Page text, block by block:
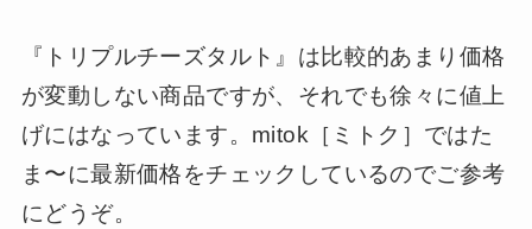
『トリプルチーズタルト』は比較的あまり価格
が変動しない商品ですが、それでも徐々に値上
げにはなっています。mitok［ミトク］ではた
ま〜に最新価格をチェックしているのでご参考
にどうぞ。